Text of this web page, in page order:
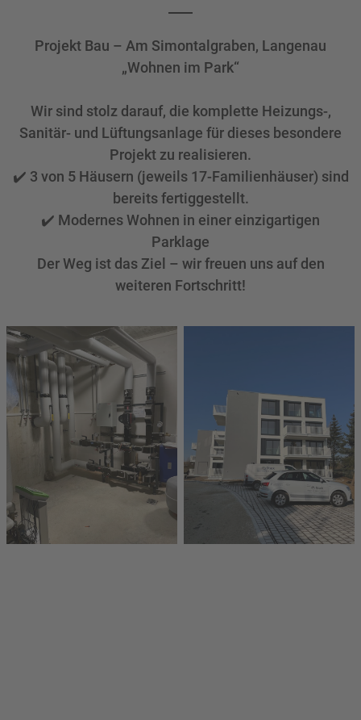
Projekt Bau – Am Simontalgraben, Langenau
„Wohnen im Park“
Wir sind stolz darauf, die komplette Heizungs-,
Sanitär- und Lüftungsanlage für dieses besondere
Projekt zu realisieren.
✔️ 3 von 5 Häusern (jeweils 17-Familienhäuser) sind
bereits fertiggestellt.
✔️ Modernes Wohnen in einer einzigartigen
Parklage
Der Weg ist das Ziel – wir freuen uns auf den
weiteren Fortschritt!